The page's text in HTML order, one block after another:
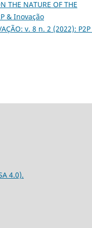
THE NATURE OF THE
& Inovação
v. 8 n. 2 (2022):
4.0).